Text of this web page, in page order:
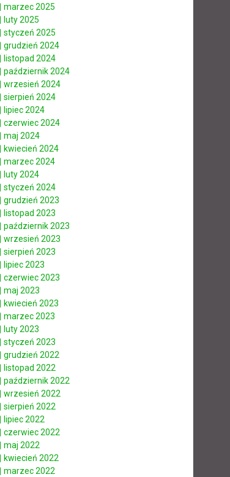
marzec 2025
luty 2025
styczeń 2025
grudzień 2024
listopad 2024
październik 2024
wrzesień 2024
sierpień 2024
lipiec 2024
czerwiec 2024
maj 2024
kwiecień 2024
marzec 2024
luty 2024
styczeń 2024
grudzień 2023
listopad 2023
październik 2023
wrzesień 2023
sierpień 2023
lipiec 2023
czerwiec 2023
maj 2023
kwiecień 2023
marzec 2023
luty 2023
styczeń 2023
grudzień 2022
listopad 2022
październik 2022
wrzesień 2022
sierpień 2022
lipiec 2022
czerwiec 2022
maj 2022
kwiecień 2022
marzec 2022